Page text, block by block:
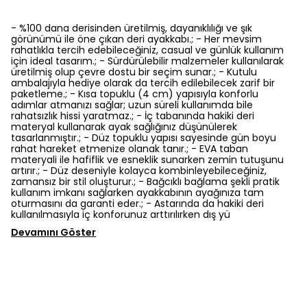
- %100 dana derisinden üretilmiş, dayanıklılığı ve şık
görünümü ile öne çıkan deri ayakkabı.; - Her mevsim
rahatlıkla tercih edebileceğiniz, casual ve günlük kullanım
için ideal tasarım.; - Sürdürülebilir malzemeler kullanılarak
üretilmiş olup çevre dostu bir seçim sunar.; - Kutulu
ambalajıyla hediye olarak da tercih edilebilecek zarif bir
paketleme.; - Kısa topuklu (4 cm) yapısıyla konforlu
adımlar atmanızı sağlar; uzun süreli kullanımda bile
rahatsızlık hissi yaratmaz.; - İç tabanında hakiki deri
materyal kullanarak ayak sağlığınız düşünülerek
tasarlanmıştır.; - Düz topuklu yapısı sayesinde gün boyu
rahat hareket etmenize olanak tanır.; - EVA taban
materyali ile hafiflik ve esneklik sunarken zemin tutuşunu
artırır.; - Düz deseniyle kolayca kombinleyebileceğiniz,
zamansız bir stil oluşturur.; - Bağcıklı bağlama şekli pratik
kullanım imkanı sağlarken ayakkabının ayağınıza tam
oturmasını da garanti eder.; - Astarında da hakiki deri
kullanılmasıyla iç konforunuz arttırılırken dış yü
Devamını Göster